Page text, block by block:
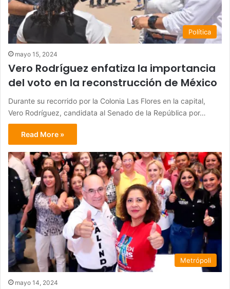
Política
mayo 15, 2024
Vero Rodríguez enfatiza la importancia
del voto en la reconstrucción de México
Durante su recorrido por la Colonia Las Flores en la capital,
Vero Rodríguez, candidata al Senado de la República por…
Read More »
Metrópoli
mayo 14, 2024